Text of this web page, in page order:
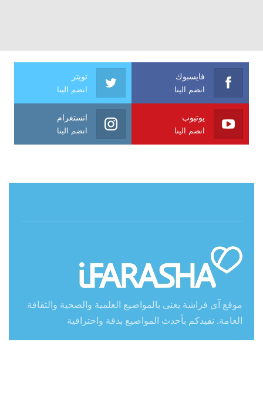
فايسبوك
انضم الينا
تويتر
انضم الينا
يوتيوب
انضم الينا
انستغرام
انضم الينا
موقع آي فراشة يعنى بالمواضيع العلمية والصحية والثقافة
العامة. نفيدكم بأحدث المواضيع بدقة واحترافية